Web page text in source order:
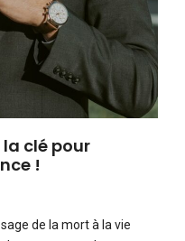
clé pour
!
de la mort à la vie